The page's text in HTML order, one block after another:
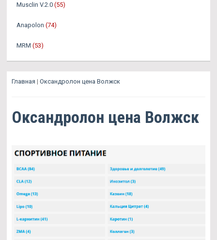
Musclin V.2.0 (55)
Anapolon (74)
MRM (53)
Главная | Оксандролон цена Волжск
Оксандролон цена Волжск